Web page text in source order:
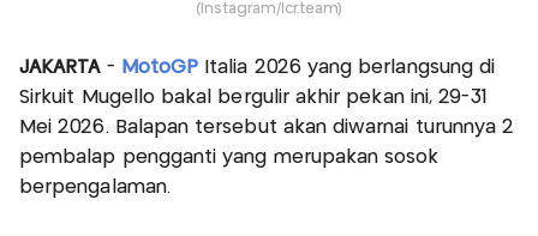
(Instagram/lcr.team)
JAKARTA- MotoGP Italia 2026 yang berlangsung di
Sirkuit Mugello bakal bergulir akhir pekan ini, 29-31
Mei 2026. Balapan tersebut akan diwarnai turunnya 2
pembalap pengganti yang merupakan sosok
berpengalaman.